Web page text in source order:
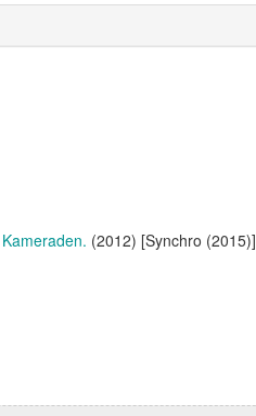
(2012) [Synchro (2015)]